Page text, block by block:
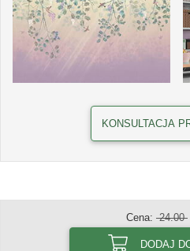
KONSULTACJA
Cena: 24.00
DODAJ